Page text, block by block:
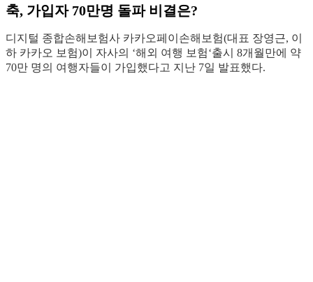
축, 가입자 70만명 돌파 비결은?
디지털 종합손해보험사 카카오페이손해보험(대표 장영근, 이
하 카카오 보험)이 자사의 ‘해외 여행 보험‘출시 8개월만에 약
70만 명의 여행자들이 가입했다고 지난 7일 발표했다.